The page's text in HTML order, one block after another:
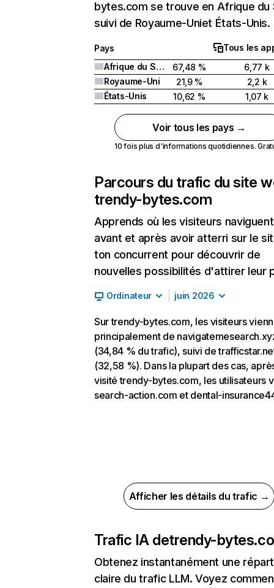
bytes.com se trouve en Afrique du
suivi de Royaume-Uniet États-Unis.
Pays
Tous les
Afrique du Sud
67,48 %
6,77 k
Royaume-Uni
21,9 %
2,2 k
États-Unis
10,62 % 1,07 k
Voir tous les pays →
10 fois plus d'informations quotidiennes.
Parcours du trafic du site
trendy-bytes.com
Apprends où les visiteurs naviguent
avant et après avoir atterri sur le
ton concurrent pour découvrir de
nouvelles possibilités d'attirer leur
Ordinateur juin 2026
Sur trendy-bytes.com, les visiteurs
principalement de
(34,84 % du trafic), suivi de
(32,58 %). Dans la plupart des cas,
visité trendy-bytes.com, les utilisateurs
search-action.com et dental-
Afficher les détails du trafic →
Trafic IA detrendy-
Obtenez instantanément une
claire du trafic LLM. Voyez